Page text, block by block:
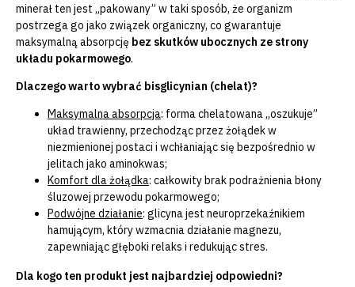
minerał ten jest „pakowany” w taki sposób, że organizm
postrzega go jako związek organiczny, co gwarantuje
maksymalną absorpcję bez skutków ubocznych ze strony
układu pokarmowego.
Dlaczego warto wybrać bisglicynian (chelat)?
Maksymalna absorpcja: forma chelatowana „oszukuje”
układ trawienny, przechodząc przez żołądek w
niezmienionej postaci i wchłaniając się bezpośrednio w
jelitach jako aminokwas;
Komfort dla żołądka: całkowity brak podrażnienia błony
śluzowej przewodu pokarmowego;
Podwójne działanie: glicyna jest neuroprzekaźnikiem
hamującym, który wzmacnia działanie magnezu,
zapewniając głęboki relaks i redukując stres.
Dla kogo ten produkt jest najbardziej odpowiedni?